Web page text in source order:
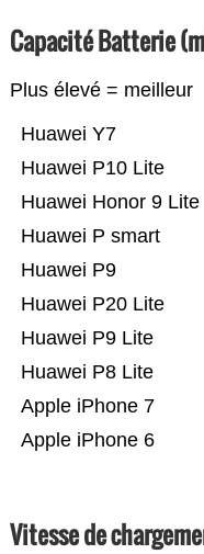
Capacité Batterie
Plus élevé = meilleur
Apple iPhone 6
Apple iPhone 7
Huawei P8 Lite
Huawei P9 Lite
Huawei P20 Lite
Huawei P9
Huawei P smart
Huawei Honor 9 Lite
Huawei P10 Lite
Huawei Y7
Vitesse de